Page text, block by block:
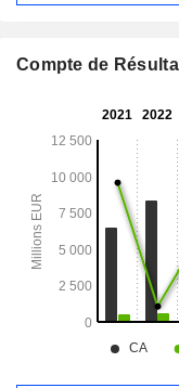
Compte de